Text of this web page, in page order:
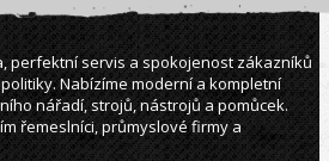
perfektní servis a spokojenost zákazníků
Nabízíme moderní a kompletní
nářadí, strojů, nástrojů a pomůcek.
řemeslníci, průmyslové firmy a